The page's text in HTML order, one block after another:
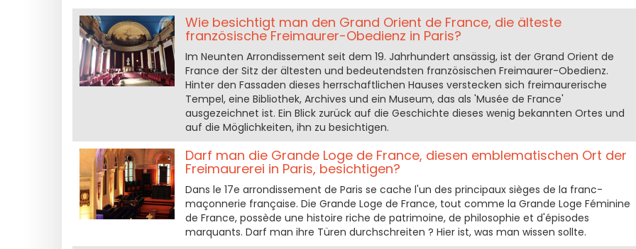
Wie besichtigt man den Grand Orient de France, die älteste
französische Freimaurer-Obedienz in Paris?
Im Neunten Arrondissement seit dem 19. Jahrhundert ansässig, ist der Grand Orient de
France der Sitz der ältesten und bedeutendsten französischen Freimaurer-Obedienz.
Hinter den Fassaden dieses herrschaftlichen Hauses verstecken sich freimaurerische
Tempel, eine Bibliothek, Archives und ein Museum, das als 'Musée de France'
ausgezeichnet ist. Ein Blick zurück auf die Geschichte dieses wenig bekannten Ortes und
auf die Möglichkeiten, ihn zu besichtigen.
Darf man die Grande Loge de France, diesen emblematischen Ort der
Freimaurerei in Paris, besichtigen?
Dans le 17e arrondissement de Paris se cache l'un des principaux sièges de la franc-
maçonnerie française. Die Grande Loge de France, tout comme la Grande Loge Féminine
de France, possède une histoire riche de patrimoine, de philosophie et d'épisodes
marquants. Darf man ihre Türen durchschreiten ? Hier ist, was man wissen sollte.